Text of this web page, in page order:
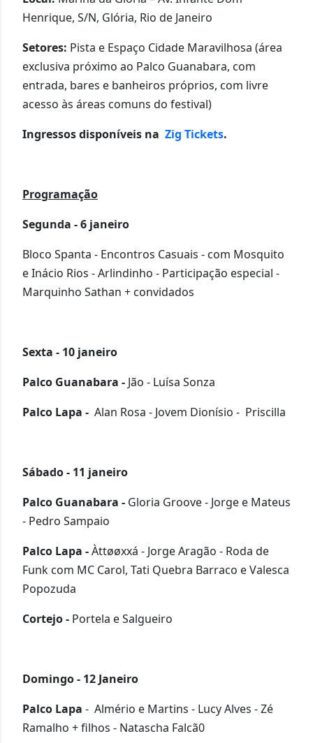
Henrique, S/N, Glória, Rio de Janeiro
Setores: Pista e Espaço Cidade Maravilhosa (área
exclusiva próximo ao Palco Guanabara, com
entrada, bares e banheiros próprios, com livre
acesso às áreas comuns do festival)
Ingressos disponíveis na Zig Tickets.
Programação
Segunda - 6 janeiro
Bloco Spanta - Encontros Casuais - com Mosquito
e Inácio Rios - Arlindinho - Participação especial -
Marquinho Sathan + convidados
Sexta - 10 janeiro
Palco Guanabara - Jão - Luísa Sonza
Palco Lapa - Alan Rosa - Jovem Dionísio - Priscilla
Sábado - 11 janeiro
Palco Guanabara - Gloria Groove - Jorge e Mateus
- Pedro Sampaio
Palco Lapa -Àttøøxxá - Jorge Aragão - Roda de
Funk com MC Carol, Tati Quebra Barraco e Valesca
Popozuda
Cortejo - Portela e Salgueiro
Domingo - 12 Janeiro
Palco Lapa - Almério e Martins - Lucy Alves - Zé
Ramalho + filhos - Natascha Falcã0